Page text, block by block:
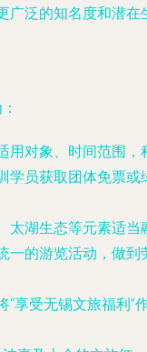
广泛的知名度和潜在
用对象、时间范围，
学员获取团体免票或
太湖生态等元素适当
一的游览活动，做到
“享受无锡文旅福利”